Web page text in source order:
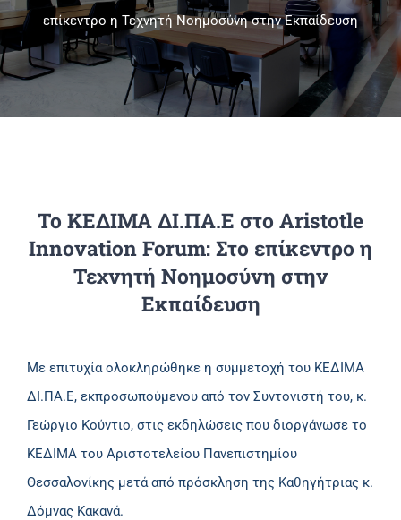
Πανεπιστημιακές Μονάδες
επίκεντρο η Τεχνητή Νοημοσύνη στην Εκπαίδευση
Το ΚΕΔΙΜΑ ΔΙ.ΠΑ.Ε στο Aristotle
Innovation Forum: Στο επίκεντρο η
Τεχνητή Νοημοσύνη στην
Εκπαίδευση
Με επιτυχία ολοκληρώθηκε η συμμετοχή του ΚΕΔΙΜΑ
ΔΙ.ΠΑ.Ε, εκπροσωπούμενου από τον Συντονιστή του, κ.
Γεώργιο Κούντιο, στις εκδηλώσεις που διοργάνωσε το
ΚΕΔΙΜΑ του Αριστοτελείου Πανεπιστημίου
Θεσσαλονίκης μετά από πρόσκληση της Καθηγήτριας κ.
Δόμνας Κακανά.